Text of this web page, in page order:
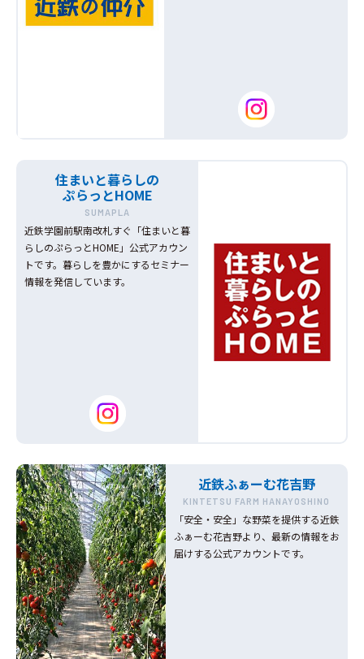
住まいと暮らしの
ぷらっとHOME
SUMAPLA
近鉄学園前駅南改札すぐ「住まいと暮
らしのぷらっとHOME」公式アカウン
トです。暮らしを豊かにするセミナー
情報を発信しています。
近鉄ふぁーむ花吉野
KINTETSU FARM HANAYOSHINO
「安全・安全」な野菜を提供する近鉄
ふぁーむ花吉野より、最新の情報をお
届けする公式アカウントです。